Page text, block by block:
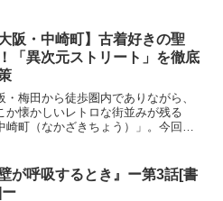
費することが豊かさの象徴とされる
が根強く存在します。
大阪・中崎町】古着好きの聖
「異次元ストリート」を徹底
・梅田から徒歩圏内でありながら、
か懐かしいレトロな街並みが残る
崎町（なかざきちょう）」。今回
舗の古着屋があるのかをガチ調査し
画をご紹介します。
壁が呼吸するとき』ー第3話[書